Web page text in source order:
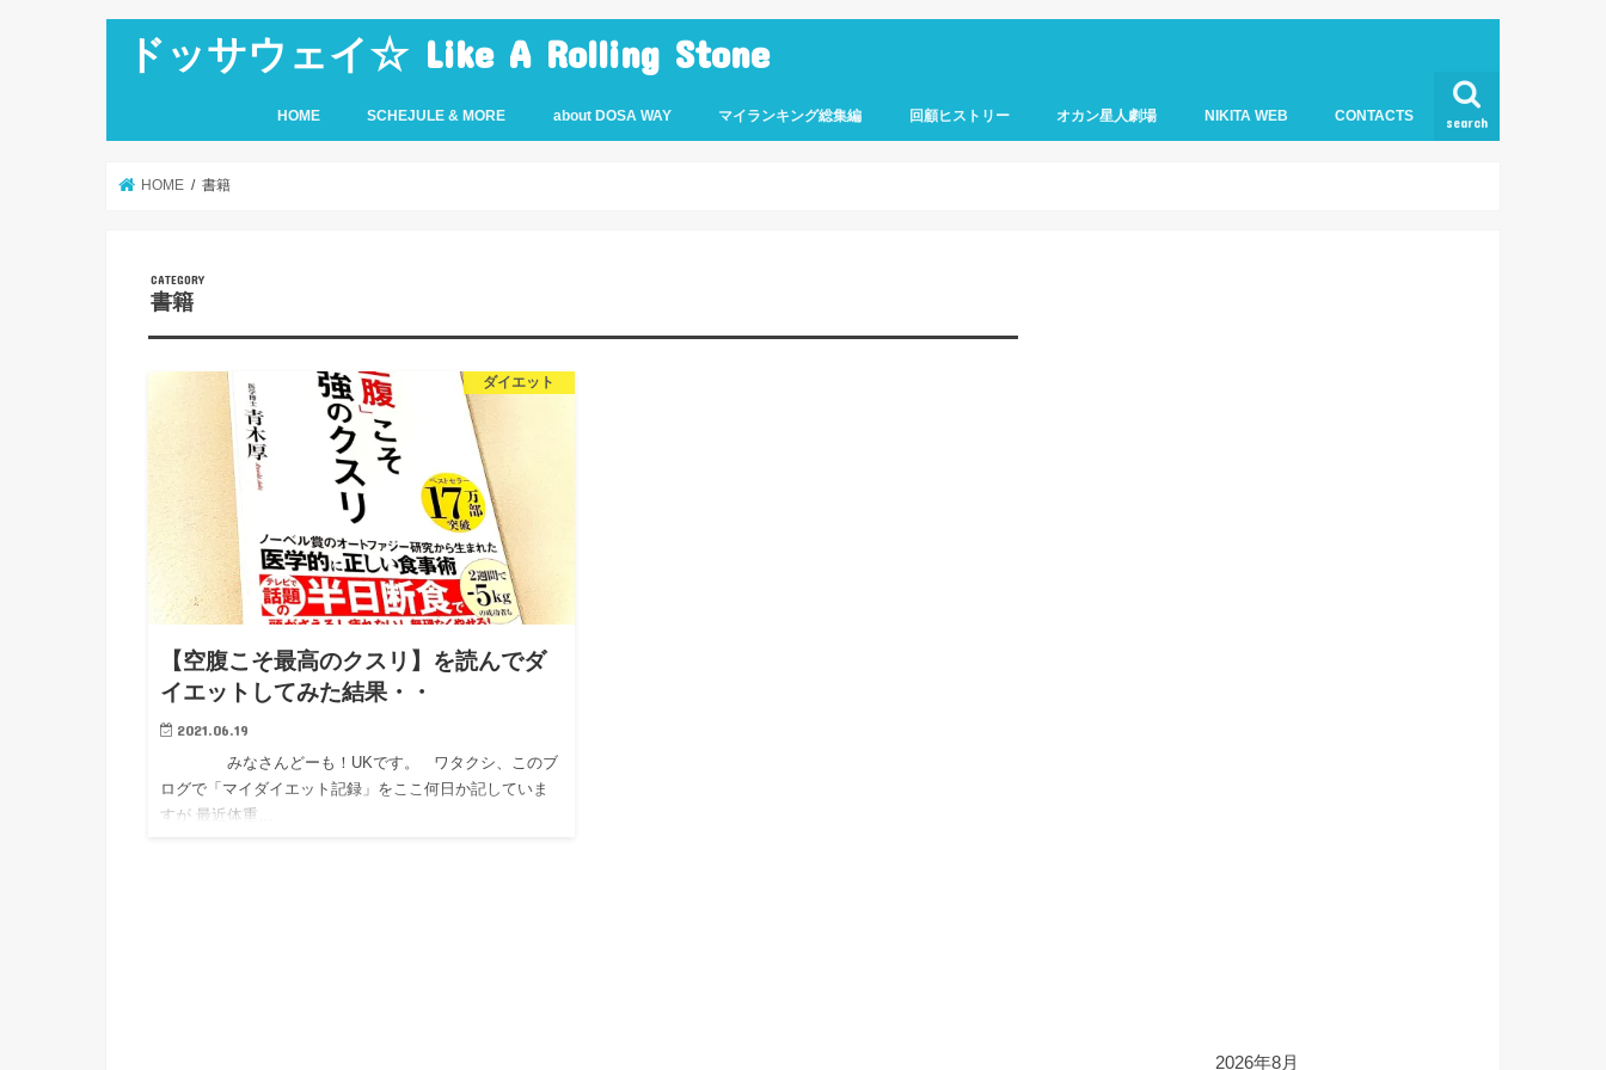
ドッサウェイ☆ Like A Rolling Stone
search
HOME SCHEJULE & MORE about DOSA WAY マイランキング総集編 回顧ヒストリー オカン星人劇場 NIKITA WEB CONTACTS
HOME 書籍
書籍
ダイエット
【空腹こそ最高のクスリ】を読んでダ
イエットしてみた結果・・
2021.06.19
みなさんどーも！UKです。 ワタクシ、このブ
ログで「マイダイエット記録」をここ何日か記していま
すが 最近体重…
2026年8月